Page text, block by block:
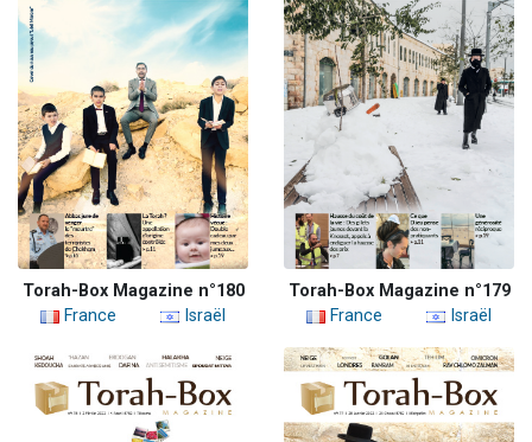
Torah-Box Magazine n°180
France
Israël
Torah-Box Magazine n°179
France
Israël